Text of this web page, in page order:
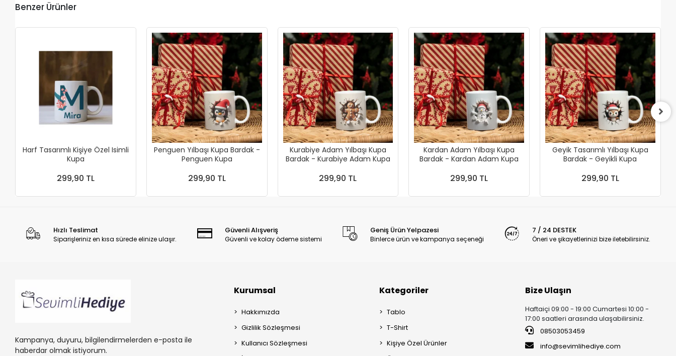
Benzer Ürünler
Harf Tasarımlı Kişiye Özel Isimli
Kupa
299,90 TL
Penguen Yılbaşı Kupa Bardak -
Penguen Kupa
299,90 TL
Kurabiye Adam Yılbaşı Kupa
Bardak - Kurabiye Adam Kupa
299,90 TL
Kardan Adam Yılbaşı Kupa
Bardak - Kardan Adam Kupa
299,90 TL
Geyik Tasarımlı Yılbaşı Kupa
Bardak - Geyikli Kupa
299,90 TL
Hızlı Teslimat
Siparişleriniz en kısa sürede elinize ulaşır.
Güvenli Alışveriş
Güvenli ve kolay ödeme sistemi
Geniş Ürün Yelpazesi
Binlerce ürün ve kampanya seçeneği
7 / 24 DESTEK
Öneri ve şikayetlerinizi bize iletebilirsiniz.
Kampanya, duyuru, bilgilendirmelerden e-posta ile
haberdar olmak istiyorum.
Kurumsal
Hakkımızda
Gizlilik Sözleşmesi
Kullanıcı Sözleşmesi
Kategoriler
Tablo
T-Shirt
Kişiye Özel Ürünler
Bize Ulaşın
Haftaiçi 09:00 - 19:00 Cumartesi 10:00 -
17:00 saatleri arasında ulaşabilirsiniz.
08503053459
info@sevimlihediye.com